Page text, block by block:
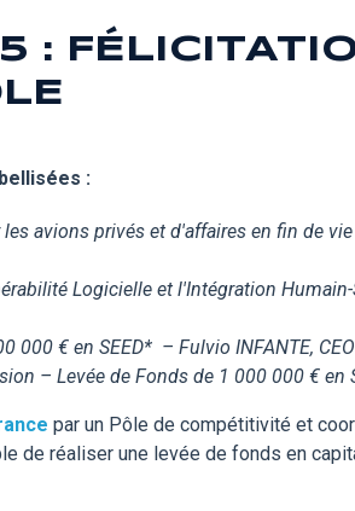
:
:
avions privés et d'affaires en fin de
Logicielle et l'Intégration
000 € en SEED* – Fulvio INFANTE, CEO
– Levée de Fonds de 1 000 000 € en
par un Pôle de compétitivité et
de réaliser une levée de fonds en